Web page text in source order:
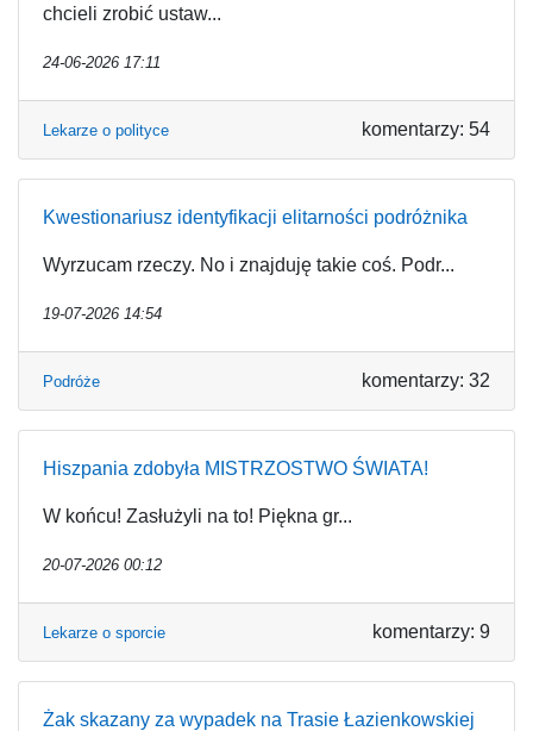
chcieli zrobić ustaw...
24-06-2026 17:11
Lekarze o polityce komentarzy: 54
Kwestionariusz identyfikacji elitarności podróżnika
Wyrzucam rzeczy. No i znajduję takie coś. Podr...
19-07-2026 14:54
Podróże komentarzy: 32
Hiszpania zdobyła MISTRZOSTWO ŚWIATA!
W końcu! Zasłużyli na to! Piękna gr...
20-07-2026 00:12
Lekarze o sporcie komentarzy: 9
Żak skazany za wypadek na Trasie Łazienkowskiej